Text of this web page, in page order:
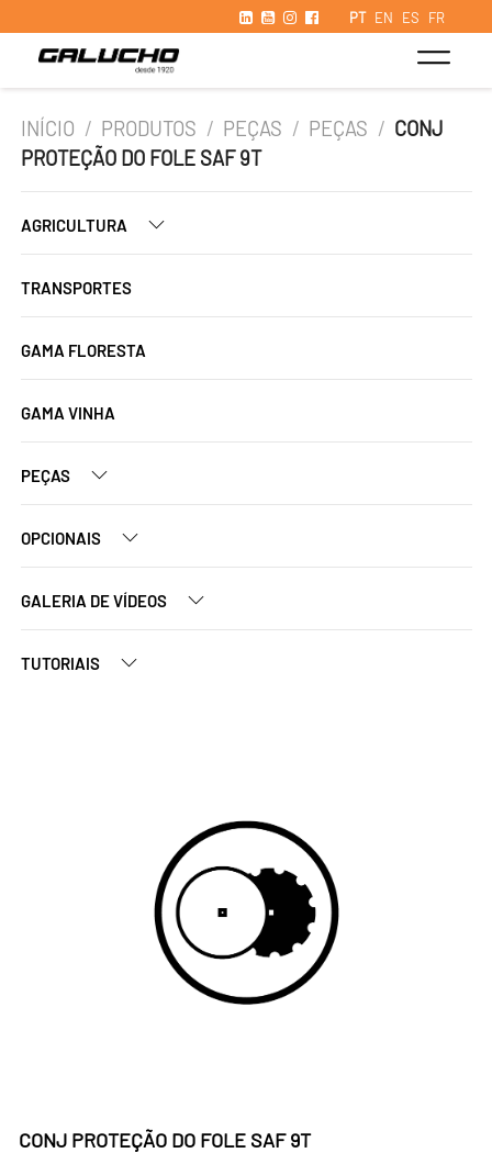
PT EN ES FR
INÍCIO / PRODUTOS / PEÇAS / PEÇAS / CONJ
PROTEÇÃO DO FOLE SAF 9T
AGRICULTURA
TRANSPORTES
GAMA FLORESTA
GAMA VINHA
PEÇAS
OPCIONAIS
GALERIA DE VÍDEOS
TUTORIAIS
CONJ PROTEÇÃO DO FOLE SAF 9T